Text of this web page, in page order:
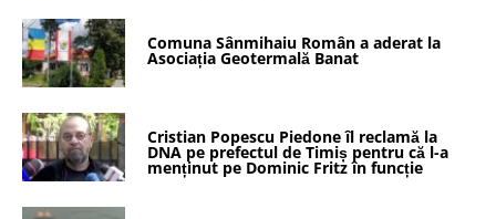
Comuna Sânmihaiu Român a aderat la
Asociația Geotermală Banat
Cristian Popescu Piedone îl reclamă la
DNA pe prefectul de Timiș pentru că l-a
menținut pe Dominic Fritz în funcție